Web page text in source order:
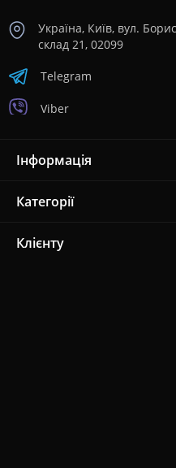
Україна, Київ, вул.
склад 21, 02099
Telegram
Viber
Інформація
Категорії
Клієнту